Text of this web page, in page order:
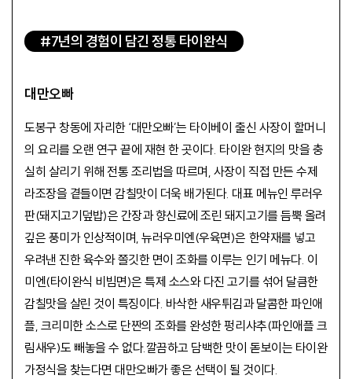
#7년의 경험이 담긴 정통 타이완식
대만오빠
도봉구 창동에 자리한 ‘대만오빠’는 타이베이 출신 사장이 할머니
의 요리를 오랜 연구 끝에 재현 한 곳이다. 타이완 현지의 맛을 충
실히 살리기 위해 전통 조리법을 따르며, 사장이 직접 만든 수제
라조장을 곁들이면 감칠맛이 더욱 배가된다. 대표 메뉴인 루러우
판(돼지고기덮밥)은 간장과 향신료에 조린 돼지고기를 듬뿍 올려
깊은 풍미가 인상적이며, 뉴러우미엔(우육면)은 한약재를 넣고
우려낸 진한 육수와 쫄깃한 면이 조화를 이루는 인기 메뉴다. 이
미엔(타이완식 비빔면)은 특제 소스와 다진 고기를 섞어 달큼한
감칠맛을 살린 것이 특징이다. 바삭한 새우튀김과 달콤한 파인애
플, 크리미한 소스로 단짠의 조화를 완성한 펑리샤추(파인애플 크
림새우)도 빼놓을 수 없다.깔끔하고 담백한 맛이 돋보이는 타이완
가정식을 찾는다면 대만오빠가 좋은 선택이 될 것이다.